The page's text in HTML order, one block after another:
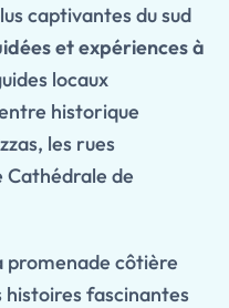
captivantes du sud
et expériences à
locaux
historique
les rues
Cathédrale de
promenade côtière
histoires fascinantes